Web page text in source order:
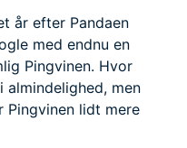
år efter Pandaen
med endnu en
Pingvinen. Hvor
almindelighed, men
Pingvinen lidt mere